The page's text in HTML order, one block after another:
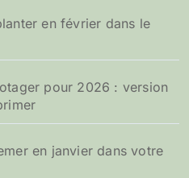
en février dans le
pour 2026 : version
en janvier dans votre